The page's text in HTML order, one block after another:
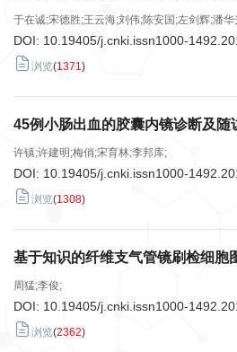
于在诚;宋德胜;王云海;刘伟;陈安国;左剑辉;潘华
DOI: 10.19405/j.cnki.issn1000-
浏览(1371)
45例小肠出血的胶囊内镜诊断及随
许镇;许建明;梅俏;宋育林;李邦库;
DOI: 10.19405/j.cnki.issn1000-
浏览(1308)
基于知识的纤维支气管镜刷检细胞
周猛;李俊;
DOI: 10.19405/j.cnki.issn1000-
浏览(2362)